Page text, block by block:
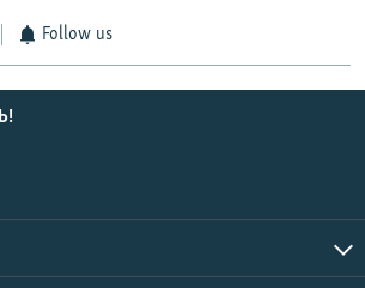
Follow us